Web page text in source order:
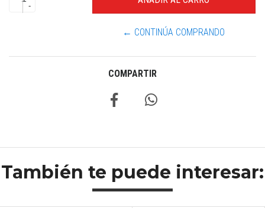
-
← CONTINÚA COMPRANDO
COMPARTIR
También te puede interesar: